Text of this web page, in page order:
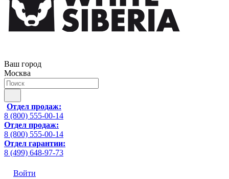
Ваш город
Москва
Отдел продаж:
8 (800) 555-00-14
Отдел продаж:
8 (800) 555-00-14
Отдел гарантии:
8 (499) 648-97-73
Войти